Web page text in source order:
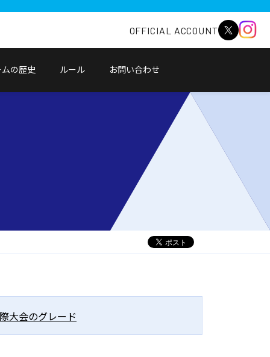
OFFICIAL ACCOUNT
の歴史 ルール お問い合わせ
ウ
ド
ウ
大会のグレード